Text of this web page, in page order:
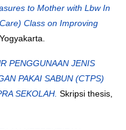
to Mother with Lbw In
Class on Improving
PENGGUNAAN JENIS
PAKAI SABUN (CTPS)
SEKOLAH. Skripsi thesis,